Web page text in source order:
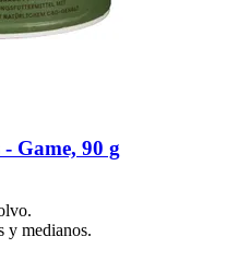
Game, 90 g
y medianos.